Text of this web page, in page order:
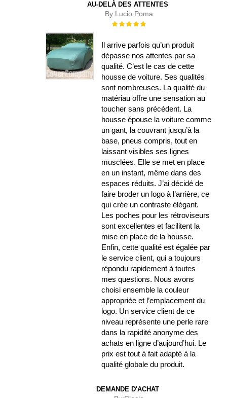
AU-DELÀ DES ATTENTES
By:Lucio Poma
Évaluation :
Il arrive parfois qu’un produit
dépasse nos attentes par sa
qualité. C’est le cas de cette
housse de voiture. Ses qualités
sont nombreuses. La qualité du
matériau offre une sensation au
toucher sans précédent. La
housse épouse la voiture comme
un gant, la couvrant jusqu’à la
base, pneus compris, tout en
laissant visibles ses lignes
musclées. Elle se met en place
en un instant, même dans des
espaces réduits. J’ai décidé de
faire broder un logo à l’arrière, ce
qui crée un contraste élégant.
Les poches pour les rétroviseurs
sont excellentes et facilitent la
mise en place de la housse.
Enfin, cette qualité est égalée par
le service client, qui a toujours
répondu rapidement à toutes
mes questions. Nous avons
choisi ensemble la couleur
appropriée et l’emplacement du
logo. Un service client de ce
niveau représente une perle rare
dans la rapidité anonyme des
achats en ligne d’aujourd’hui. Le
prix est tout à fait adapté à la
qualité globale du produit.
DEMANDE D'ACHAT